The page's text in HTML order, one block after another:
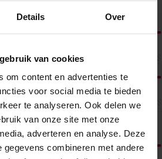
Details Over
van cookies
om content en advertenties te
voor social media te bieden
te analyseren. Ook delen we
van onze site met onze
adverteren en analyse. Deze
gegevens combineren met andere